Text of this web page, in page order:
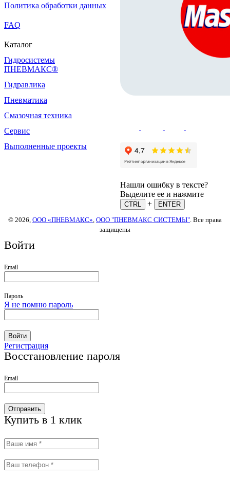
Политика обработки данных
FAQ
Каталог
Гидросистемы
ПНЕВМАКС®
Гидравлика
Пневматика
Смазочная техника
Сервис
Выполненные проекты
Нашли ошибку в тексте?
Выделите ее и нажмите
CTRL +
ENTER
© 2026, ООО «ПНЕВМАКС» ООО "ПНЕВМАКС СИСТЕМЫ" . Все права
защищены
Войти
Email
Пароль
Я не помню пароль
Войти
Регистрация
Восстановление пароля
Email
Отправить
Купить в 1 клик